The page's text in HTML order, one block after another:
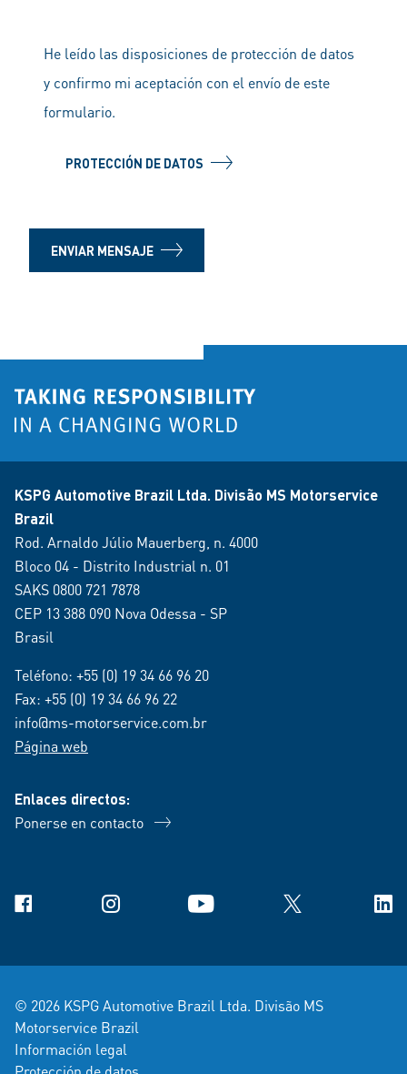
He leído las disposiciones de protección de datos
y confirmo mi aceptación con el envío de este
formulario.
PROTECCIÓN DE DATOS
ENVIAR MENSAJE
KSPG Automotive Brazil Ltda. Divisão MS Motorservice
Brazil
Rod. Arnaldo Júlio Mauerberg, n. 4000
Bloco 04 - Distrito Industrial n. 01
SAKS 0800 721 7878
CEP 13 388 090 Nova Odessa - SP
Brasil
Teléfono: +55 (0) 19 34 66 96 20
Fax: +55 (0) 19 34 66 96 22
info@ms-motorservice.com.br
Página web
Enlaces directos:
Ponerse en contacto
Facebook Instagram YouTube X
© 2026 KSPG Automotive Brazil Ltda. Divisão MS
Motorservice Brazil
Información legal